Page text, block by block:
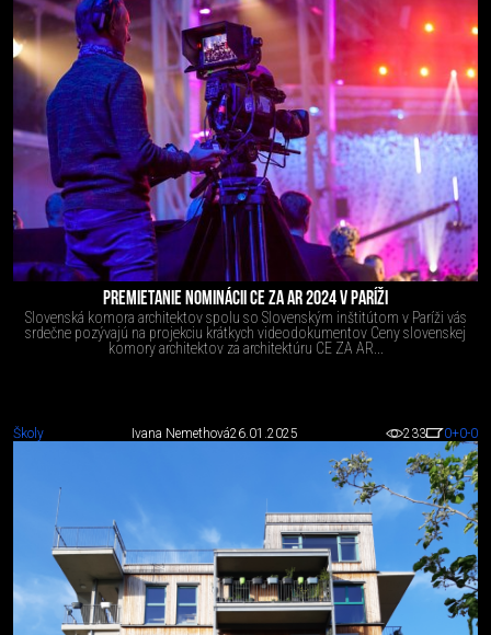
PREMIETANIE NOMINÁCII CE ZA AR 2024 V PARÍŽI
Slovenská komora architektov spolu so Slovenským inštitútom v Paríži vás
srdečne pozývajú na projekciu krátkych videodokumentov Ceny slovenskej
komory architektov za architektúru CE ZA AR...
Školy Ivana Nemethová26.01.2025 233 0+0-0